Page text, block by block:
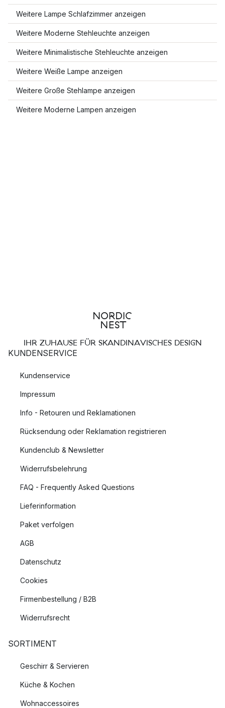
Weitere Lampe Schlafzimmer anzeigen
Weitere Moderne Stehleuchte anzeigen
Weitere Minimalistische Stehleuchte anzeigen
Weitere Weiße Lampe anzeigen
Weitere Große Stehlampe anzeigen
Weitere Moderne Lampen anzeigen
IHR ZUHAUSE FÜR SKANDINAVISCHES DESIGN
KUNDENSERVICE
Kundenservice
Impressum
Info - Retouren und Reklamationen
Rücksendung oder Reklamation registrieren
Kundenclub & Newsletter
Widerrufsbelehrung
FAQ - Frequently Asked Questions
Lieferinformation
Paket verfolgen
AGB
Datenschutz
Cookies
Firmenbestellung / B2B
Widerrufsrecht
SORTIMENT
Geschirr & Servieren
Küche & Kochen
Wohnaccessoires